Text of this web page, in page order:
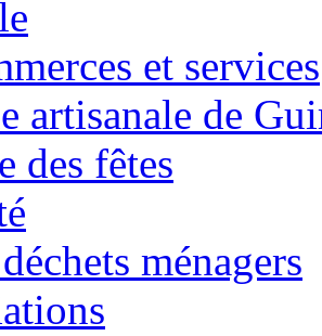
et services
artisanale de
des fêtes
ménagers